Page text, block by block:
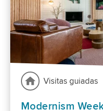
Visitas guiadas
Modernism